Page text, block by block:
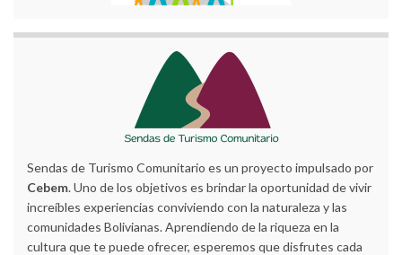
Sendas de Turismo Comunitario es un proyecto impulsado por
Cebem. Uno de los objetivos es brindar la oportunidad de vivir
increíbles experiencias conviviendo con la naturaleza y las
comunidades Bolivianas. Aprendiendo de la riqueza en la
cultura que te puede ofrecer, esperemos que disfrutes cada